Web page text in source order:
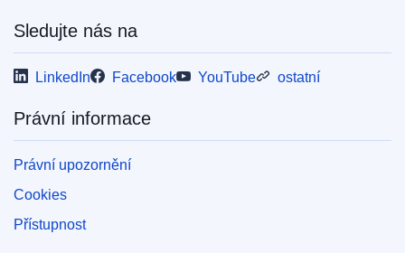
Sledujte nás na
LinkedIn Facebook YouTube ostatní
Právní informace
Právní upozornění
Cookies
Přístupnost